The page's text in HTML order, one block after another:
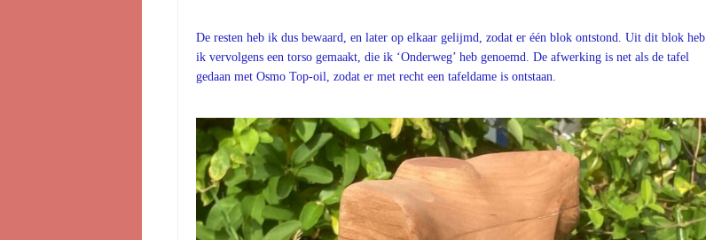
De resten heb ik dus bewaard, en later op elkaar gelijmd, zodat er één blok ontstond. Uit dit blok heb
ik vervolgens een torso gemaakt, die ik ‘Onderweg’ heb genoemd. De afwerking is net als de tafel
gedaan met Osmo Top-oil, zodat er met recht een tafeldame is ontstaan.